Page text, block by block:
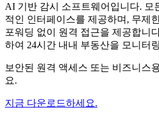
AI 기반 감시 소프트웨어입니다. 모
적인 인터페이스를 제공하며, 무제
포워딩 없이 원격 접근을 제공합니
하여 24시간 내내 부동산을 모니터
보안된 원격 액세스 또는 비즈니스
요.
지금 다운로드하세요.